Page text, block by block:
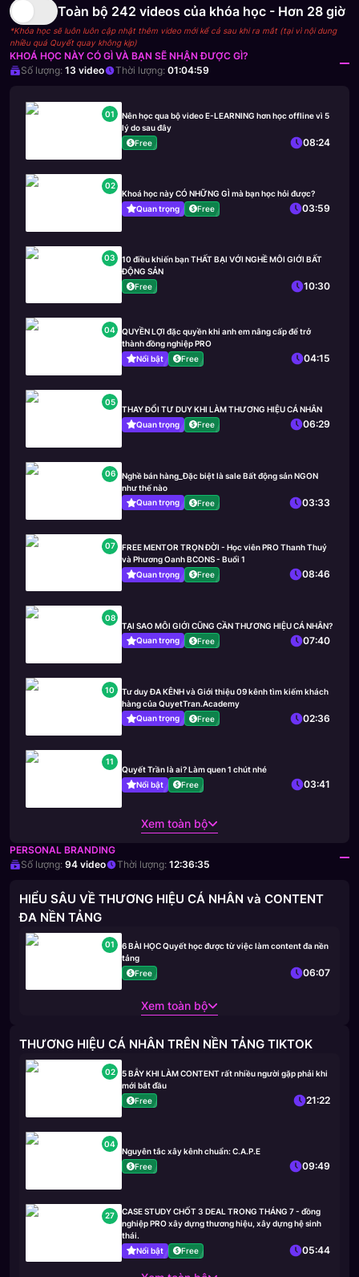
Toàn bộ 242 videos của khóa học - Hơn 28 giờ
*Khóa học sẽ luôn luôn cập nhật thêm video mới kể cả sau khi ra mắt (tại vì nội dung
nhiều quá Quyết quay không kịp)
KHOÁ HỌC NÀY CÓ GÌ VÀ BẠN SẼ NHẬN ĐƯỢC GÌ?
Số lượng: 13 video Thời lượng: 01:04:59
01
Nên học qua bộ video E-LEARNING hơn học offline vì 5
lý do sau đây
Free
08:24
02
Khoá học này CÓ NHỮNG GÌ mà bạn học hỏi được?
Quan trọng
Free 03:59
03
10 điều khiến bạn THẤT BẠI VỚI NGHỀ MÔI GIỚI BẤT
ĐỘNG SẢN
Free
10:30
04
QUYỀN LỢI đặc quyền khi anh em nâng cấp để trở
thành đồng nghiệp PRO
Nổi bật
Free 04:15
05
THAY ĐỔI TƯ DUY KHI LÀM THƯƠNG HIỆU CÁ NHÂN
Quan trọng
Free 06:29
06
Nghề bán hàng_Đặc biệt là sale Bất động sản NGON
như thế nào
Quan trọng
Free 03:33
07
FREE MENTOR TRỌN ĐỜI - Học viên PRO Thanh Thuỷ
và Phương Oanh BCONS - Buổi 1
Quan trọng
Free 08:46
08
TẠI SAO MÔI GIỚI CŨNG CẦN THƯƠNG HIỆU CÁ NHÂN?
Quan trọng
Free 07:40
10
Tư duy ĐA KÊNH và Giới thiệu 09 kênh tìm kiếm khách
hàng của QuyetTran.Academy
Quan trọng
Free 02:36
11
Quyết Trần là ai? Làm quen 1 chút nhé
Nổi bật
Free 03:41
Xem toàn bộ
PERSONAL BRANDING
Số lượng: 94 video Thời lượng: 12:36:35
HIỂU SÂU VỀ THƯƠNG HIỆU CÁ NHÂN và CONTENT
ĐA NỀN TẢNG
01
6 BÀI HỌC Quyết học được từ việc làm content đa nền
tảng
Free
06:07
Xem toàn bộ
THƯƠNG HIỆU CÁ NHÂN TRÊN NỀN TẢNG TIKTOK
02
5 BẪY KHI LÀM CONTENT rất nhiều người gặp phải khi
mới bắt đầu
Free
21:22
04
Nguyên tắc xây kênh chuẩn: C.A.P.E
Free
09:49
27
CASE STUDY CHỐT 3 DEAL TRONG THÁNG 7 - đồng
nghiệp PRO xây dựng thương hiệu, xây dựng hệ sinh
thái.
Nổi bật
Free 05:44